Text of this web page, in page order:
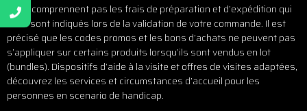
Ils ne comprennent pas les frais de préparation et d’expédition qui
vous sont indiqués lors de la validation de votre commande. Il est
précisé que les codes promos et les bons d’achats ne peuvent pas
s’appliquer sur certains produits lorsqu’ils sont vendus en lot
(bundles). Dispositifs d’aide à la visite et offres de visites adaptées,
découvrez les services et circumstances d’accueil pour les
personnes en scenario de handicap.